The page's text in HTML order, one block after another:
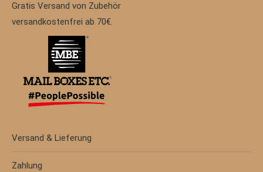
Gratis Versand von Zubehör
versandkostenfrei ab 70€.
Versand & Lieferung
Zahlung